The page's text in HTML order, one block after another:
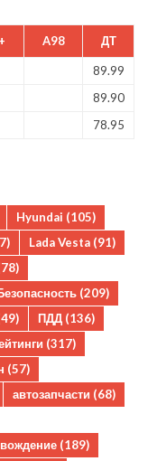
A98 ДТ
89.99
89.90
78.95
Hyundai (105)
Lada Vesta (91)
(209)
ПДД (136)
(317)
(57)
автозапчасти (68)
вождение (189)